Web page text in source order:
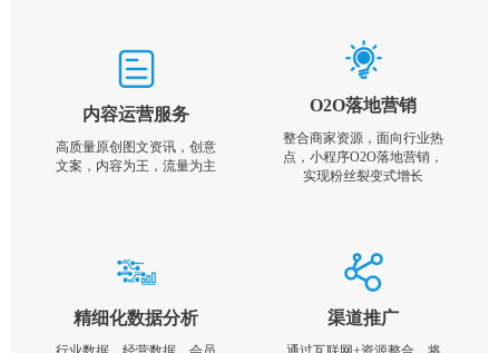
内容运营服务
高质量原创图文资讯，创意
文案，内容为王，流量为主
O2O落地营销
整合商家资源，面向行业热
点，小程序O2O落地营销，
实现粉丝裂变式增长
精细化数据分析 渠道推广